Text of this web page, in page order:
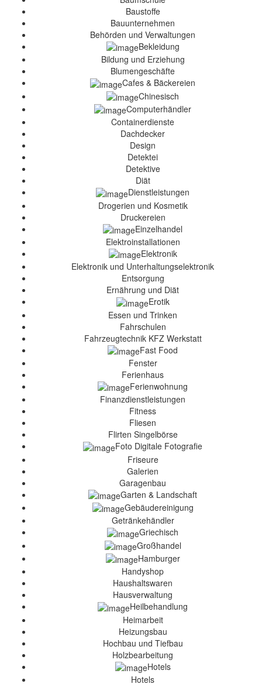
Baustoffe
Bauunternehmen
Behörden und Verwaltungen
Bekleidung
Bildung und Erziehung
Blumengeschäfte
Cafes & Bäckereien
Chinesisch
Computerhändler
Containerdienste
Dachdecker
Design
Detektei
Detektive
Diät
Dienstleistungen
Drogerien und Kosmetik
Druckereien
Einzelhandel
Elektroinstallationen
Elektronik
Elektronik und Unterhaltungselektronik
Entsorgung
Ernährung und Diät
Erotik
Essen und Trinken
Fahrschulen
Fahrzeugtechnik KFZ Werkstatt
Fast Food
Fenster
Ferienhaus
Ferienwohnung
Finanzdienstleistungen
Fitness
Fliesen
Flirten Singelbörse
Foto Digitale Fotografie
Friseure
Galerien
Garagenbau
Garten & Landschaft
Gebäudereinigung
Getränkehändler
Griechisch
Großhandel
Hamburger
Handyshop
Haushaltswaren
Hausverwaltung
Heilbehandlung
Heimarbeit
Heizungsbau
Hochbau und Tiefbau
Holzbearbeitung
Hotels
Hotels